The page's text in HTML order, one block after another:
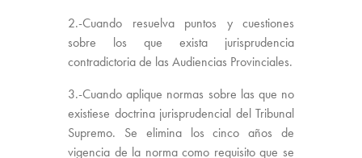
2.-Cuando resuelva puntos y cuestiones
sobre los que exista jurisprudencia
contradictoria de las Audiencias Provinciales.
3.-Cuando aplique normas sobre las que no
existiese doctrina jurisprudencial del Tribunal
Supremo. Se elimina los cinco años de
vigencia de la norma como requisito que se